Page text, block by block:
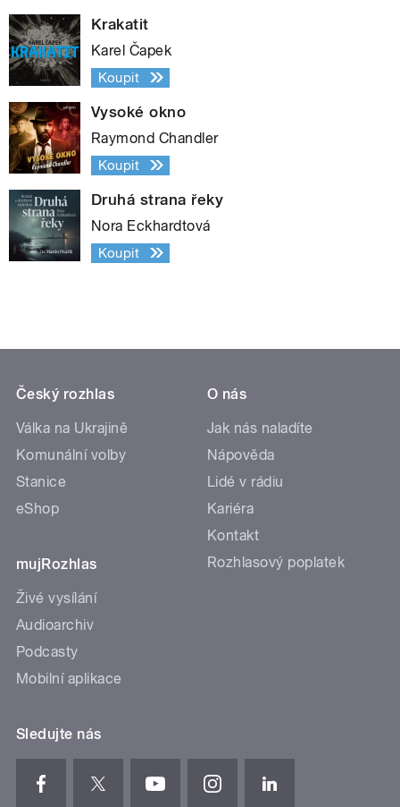
Krakatit
Karel Čapek
Koupit
Vysoké okno
Raymond Chandler
Koupit
Druhá strana řeky
Nora Eckhardtová
Koupit
Český rozhlas
Válka na Ukrajině
Komunální volby
Stanice
eShop
mujRozhlas
Živé vysílání
Audioarchiv
Podcasty
Mobilní aplikace
O nás
Jak nás naladíte
Nápověda
Lidé v rádiu
Kariéra
Kontakt
Rozhlasový poplatek
Sledujte nás